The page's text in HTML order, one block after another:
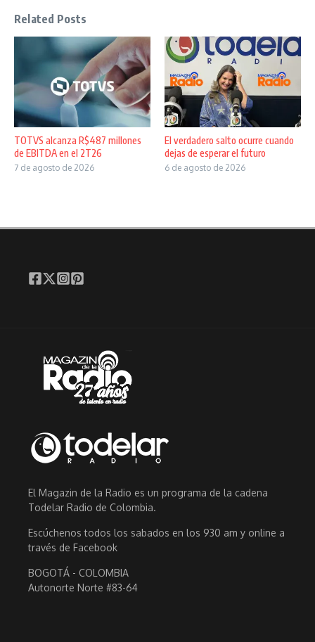
Related Posts
TOTVS alcanza R$487 millones
de EBITDA en el 2T26
7 de agosto de 2026
El verdadero salto ocurre cuando
dejas de esperar el futuro
6 de agosto de 2026
El Magazin de la Radio es un programa de la cadena
Todelar Radio de Colombia.
Escúchenos todos los sabados en los 930 am y online a
través de Facebook
BOGOTÁ - COLOMBIA
Autonorte Norte #83-64